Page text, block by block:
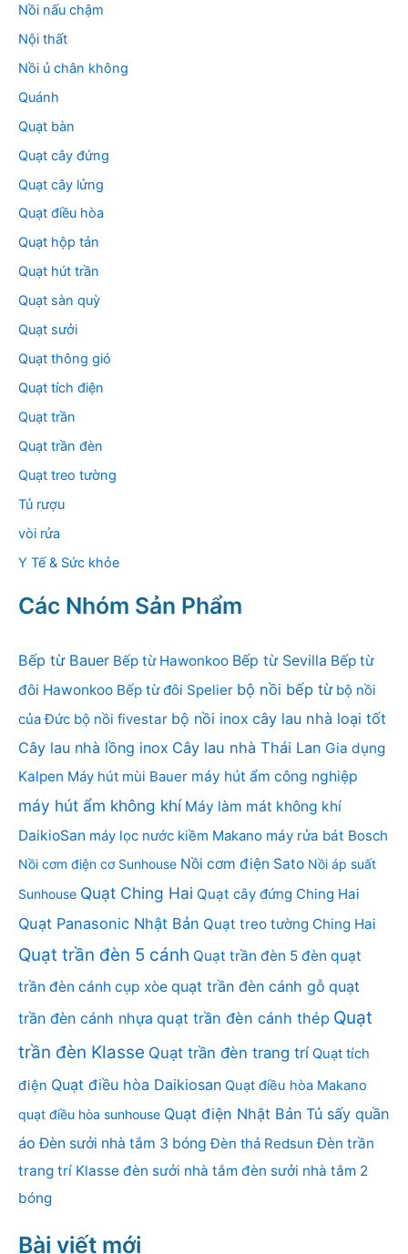
Nồi nấu chậm
Nội thất
Nồi ủ chân không
Quánh
Quạt bàn
Quạt cây đứng
Quạt cây lửng
Quạt điều hòa
Quạt hộp tản
Quạt hút trần
Quạt sàn quỳ
Quạt sưởi
Quạt thông gió
Quạt tích điện
Quạt trần
Quạt trần đèn
Quạt treo tường
Tủ rượu
vòi rửa
Y Tế & Sức khỏe
Các Nhóm Sản Phẩm
Bếp từ Bauer Bếp từ Hawonkoo Bếp từ Sevilla Bếp từ
đôi Hawonkoo Bếp từ đôi Spelier bộ nồi bếp từ bộ nồi
của Đức bộ nồi fivestar bộ nồi inox cây lau nhà loại tốt
Cây lau nhà lồng inox Cây lau nhà Thái Lan Gia dụng
Kalpen Máy hút mùi Bauer máy hút ẩm công nghiệp
máy hút ẩm không khí Máy làm mát không khí
DaikioSan máy lọc nước kiềm Makano máy rửa bát Bosch
Nồi cơm điện cơ Sunhouse Nồi cơm điện Sato Nồi áp suất
Sunhouse Quạt Ching Hai Quạt cây đứng Ching Hai
Quạt Panasonic Nhật Bản Quạt treo tường Ching Hai
Quạt trần đèn 5 cánh Quạt trần đèn 5 đèn quạt
trần đèn cánh cụp xòe quạt trần đèn cánh gỗ quạt
trần đèn cánh nhựa quạt trần đèn cánh thép Quạt
trần đèn Klasse Quạt trần đèn trang trí Quạt tích
điện Quạt điều hòa Daikiosan Quạt điều hòa Makano
quạt điều hòa sunhouse Quạt điện Nhật Bản Tủ sấy quần
áo Đèn sưởi nhà tắm 3 bóng Đèn thả Redsun Đèn trần
trang trí Klasse đèn sưởi nhà tắm đèn sưởi nhà tắm 2
bóng
Bài viết mới